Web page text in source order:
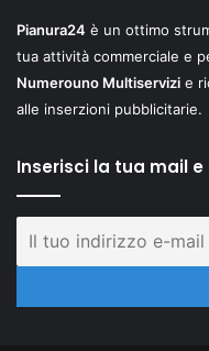
Pianura24 è un ottimo
tua attività commerciale e
Numerouno Multiservizi e
alle inserzioni pubblicitarie.
Inserisci la tua mail